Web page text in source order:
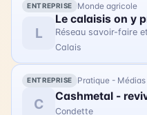
ENTREPRISE Monde agricole
L
Le calaisis on y
Réseau savoir-faire
Calais
ENTREPRISE Pratique - Médias
C Cashmetal -
Condette